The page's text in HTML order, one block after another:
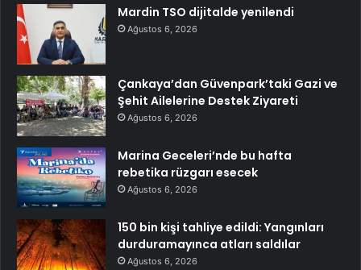
Mardin TSO dijitalde yenilendi
Ağustos 6, 2026
Çankaya’dan Güvenpark’taki Gazi ve
Şehit Ailelerine Destek Ziyareti
Ağustos 6, 2026
Marina Geceleri’nde bu hafta
rebetika rüzgarı esecek
Ağustos 6, 2026
150 bin kişi tahliye edildi: Yangınları
durduramayınca atları saldılar
Ağustos 6, 2026